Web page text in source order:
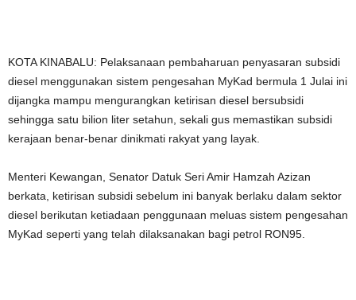
KOTA KINABALU: Pelaksanaan pembaharuan penyasaran subsidi
diesel menggunakan sistem pengesahan MyKad bermula 1 Julai ini
dijangka mampu mengurangkan ketirisan diesel bersubsidi
sehingga satu bilion liter setahun, sekali gus memastikan subsidi
kerajaan benar-benar dinikmati rakyat yang layak.
Menteri Kewangan, Senator Datuk Seri Amir Hamzah Azizan
berkata, ketirisan subsidi sebelum ini banyak berlaku dalam sektor
diesel berikutan ketiadaan penggunaan meluas sistem pengesahan
MyKad seperti yang telah dilaksanakan bagi petrol RON95.